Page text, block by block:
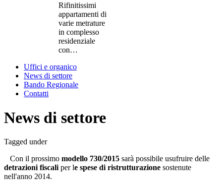
Rifinitissimi
appartamenti di
varie metrature
in complesso
residenziale
con…
Uffici e organico
News di settore
Bando Regionale
Contatti
News di settore
Tagged under
Con il prossimo modello 730/2015 sarà possibile usufruire delle
detrazioni fiscaliper le spese di ristrutturazione sostenute
nell'anno 2014.